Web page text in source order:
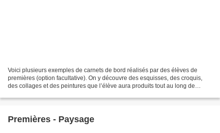
Voici plusieurs exemples de carnets de bord réalisés par des élèves de
premières (option facultative). On y découvre des esquisses, des croquis,
des collages et des peintures que l’élève aura produits tout au long de
Premières - Paysage